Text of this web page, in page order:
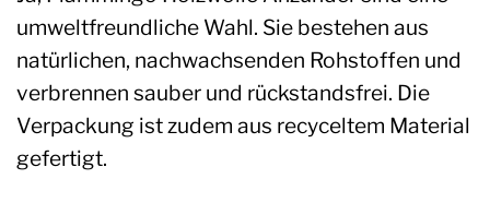
umweltfreundliche Wahl. Sie bestehen aus
natürlichen, nachwachsenden Rohstoffen und
verbrennen sauber und rückstandsfrei. Die
Verpackung ist zudem aus recyceltem Material
gefertigt.